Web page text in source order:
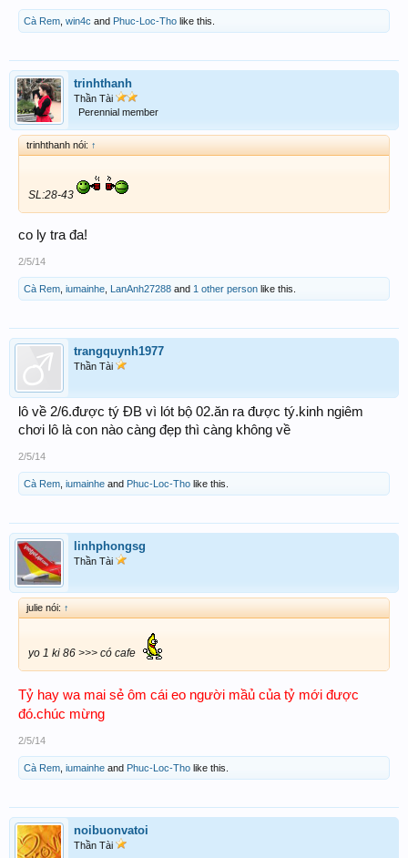
Cà Rem win4c and Phuc-Loc-Tho like this.
trinhthanh
Thần Tài
Perennial member
trinhthanh nói: ↑
SL:28-43
co ly tra đa!
2/5/14
Cà Rem iumainhe LanAnh27288 and 1 other person like this.
trangquynh1977
Thần Tài
lô về 2/6.được tý ĐB vì lót bộ 02.ăn ra được tý.kinh ngiêm
chơi lô là con nào càng đẹp thì càng không về
2/5/14
Cà Rem iumainhe and Phuc-Loc-Tho like this.
linhphongsg
Thần Tài
julie nói: ↑
yo 1 ki 86 >>> có cafe
Tỷ hay wa mai sẻ ôm cái eo người mầủ của tỷ mới được
đó.chúc mừng
2/5/14
Cà Rem iumainhe and Phuc-Loc-Tho like this.
noibuonvatoi
Thần Tài